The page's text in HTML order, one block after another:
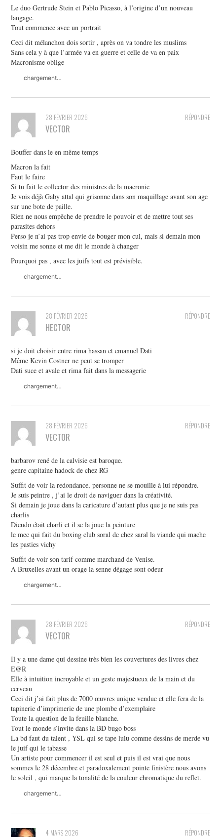
Le duo Gertrude Stein et Pablo Picasso, à l’origine d’un nouveau
langage.
Tout commence avec un portrait
Ceci dit mélanchon dois sortir , après on va tondre les muslims
Sans cela y à que l’armée va en guerre et celle de va en paix
Macronisme oblige
chargement…
RÉPONDRE
28 FÉVRIER 2026
VECTOR
Bouffer dans le en même temps
Macron la fait
Faut le faire
Si tu fait le collector des ministres de la macronie
Je vois déjà Gaby attal qui grisonne dans son maquillage avant son age
sur une bote de paille.
Rien ne nous empêche de prendre le pouvoir et de mettre tout ses
parasites dehors
Perso je n’ai pas trop envie de bouger mon cul, mais si demain mon
voisin me sonne et me dit le monde à changer
Pourquoi pas , avec les juifs tout est prévisible.
chargement…
RÉPONDRE
28 FÉVRIER 2026
HECTOR
si je doit choisir entre rima hassan et emanuel Dati
Même Kevin Costner ne peut se tromper
Dati suce et avale et rima fait dans la messagerie
chargement…
RÉPONDRE
28 FÉVRIER 2026
VECTOR
barbarov rené de la calvisie est baroque.
genre capitaine hadock de chez RG
Suffit de voir la redondance, personne ne se mouille à lui répondre.
Je suis peintre , j’ai le droit de naviguer dans la créativité.
Si demain je joue dans la caricature d’autant plus que je ne suis pas
charlis
Dieudo était charli et il se la joue la peinture
le mec qui fait du boxing club soral de chez saral la viande qui mache
les pasties vichy
Suffit de voir son tarif comme marchand de Venise.
A Bruxelles avant un orage la senne dégage sont odeur
chargement…
RÉPONDRE
28 FÉVRIER 2026
VECTOR
Il y a une dame qui dessine très bien les couvertures des livres chez
E@R
Elle à intuition incroyable et un geste majestueux de la main et du
cerveau
Ceci dit j’ai fait plus de 7000 œuvres unique vendue et elle fera de la
tapinerie d’imprimerie de une plombe d’exemplaire
Toute la question de la feuille blanche.
Tout le monde s’invite dans la BD bugo boss
La bd faut du talent , YSL qui se tape lulu comme dessins de merde vu
le juif qui le tabasse
Un artiste pour commencer il est seul et puis il est vrai que nous
sommes le 28 décembre et paradoxalement pointe finistère nous avons
le soleil , qui marque la tonalité de la couleur chromatique du reflet.
chargement…
RÉPONDRE
4 MARS 2026